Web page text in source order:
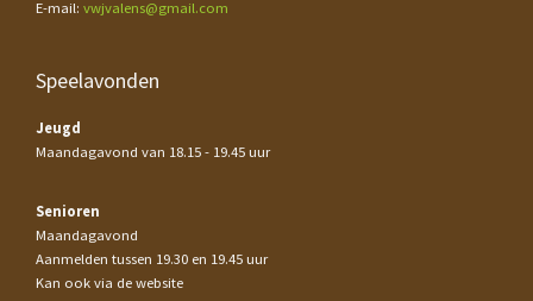
E-mail: vwjvalens@gmail.com
Speelavonden
Jeugd
Maandagavond van 18.15 - 19.45 uur
Senioren
Maandagavond
Aanmelden tussen 19.30 en 19.45 uur
Kan ook via de website